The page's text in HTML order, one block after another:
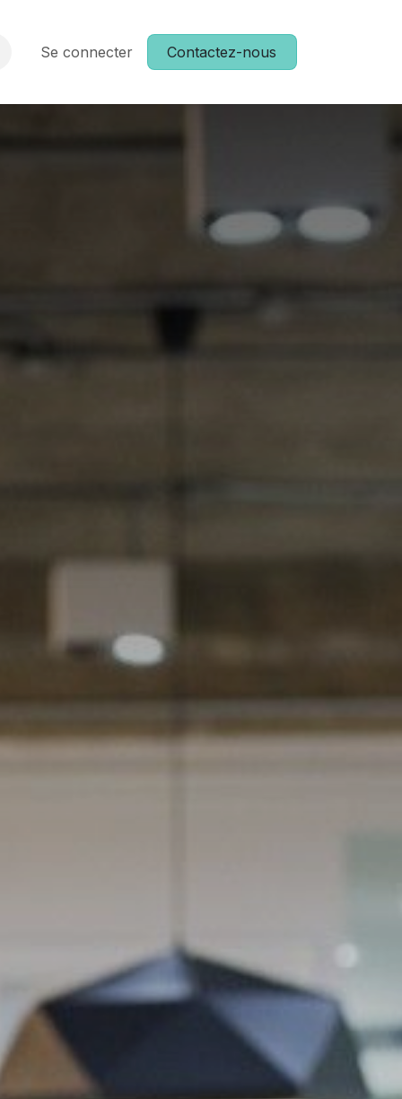
Formation Postes Événements
Se connecter Contactez-nous